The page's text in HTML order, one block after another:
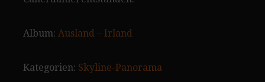
Album: Ausland – Irland
Kategorien: Skyline-Panorama